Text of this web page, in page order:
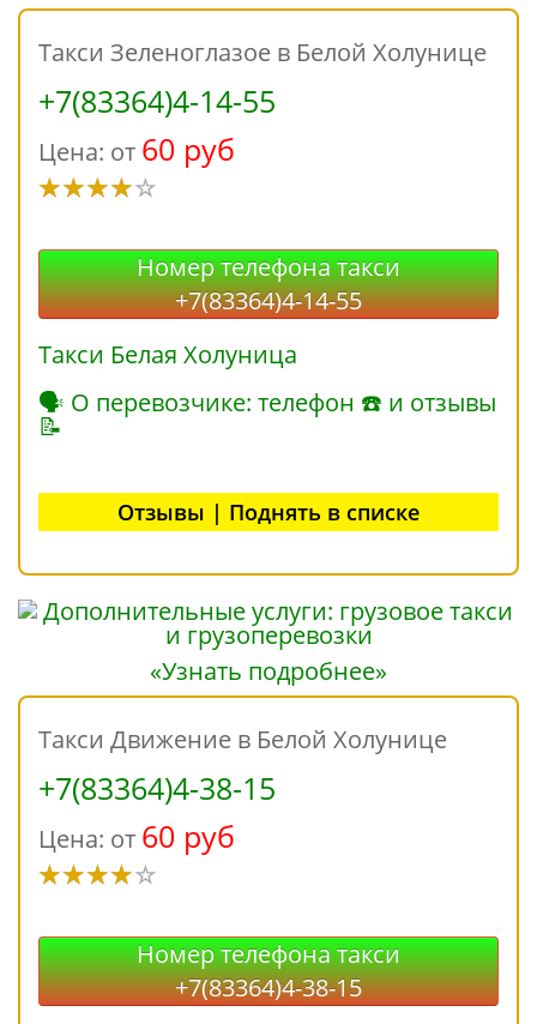
Такси Зеленоглазое в Белой Холунице
+7(83364)4-14-55
Цена: от 60 руб
Номер телефона такси
+7(83364)4-14-55
Такси Белая Холуница
🗣 О перевозчике: телефон ☎ и отзывы
📝
Отзывы | Поднять в списке
«Узнать подробнее»
Такси Движение в Белой Холунице
+7(83364)4-38-15
Цена: от 60 руб
Номер телефона такси
+7(83364)4-38-15